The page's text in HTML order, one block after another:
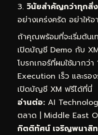
วินัยสำคัญกว่าทุกสิ่ง
อย่างเคร่งครัด อย่าให้
ถ้าคุณพร้อมที่จะเริ่มต้น
เปิดบัญชี Demo กับ
โบรกเกอร์ที่ผมใช้มากว่
Execution เร็ว และรอ
เปิดบัญชี XM ฟรีได้ที่นี่
อ่านต่อ: AI
ตลาด | Middle East
กิตติทัศน์ เจริญพนาสิ